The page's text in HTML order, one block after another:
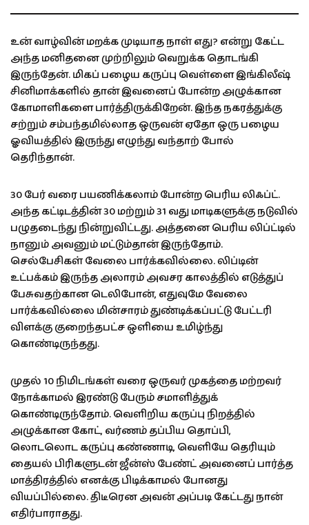
உன் வாழ்வின் மறக்க முடியாத நாள் எது? என்று கேட்ட
அந்த மனிதனை முற்றிலும் வெறுக்க தொடங்கி
இருந்தேன். மிகப் பழைய கருப்பு வெள்ளை இங்கிலீஷ்
சினிமாக்களில் தான் இவனைப் போன்ற அழுக்கான
கோமாளிகளை பார்த்திருக்கிறேன். இந்த நகரத்துக்கு
சற்றும் சம்பந்தமில்லாத ஒருவன் ஏதோ ஒரு பழைய
ஓவியத்தில் இருந்து எழுந்து வந்தாற் போல்
தெரிந்தான்.
30 பேர் வரை பயணிக்கலாம் போன்ற பெரிய லிஃப்ட்.
அந்த கட்டிடத்தின் 30 மற்றும் 31 வது மாடிகளுக்கு நடுவில்
பழுதடைந்து நின்றுவிட்டது. அத்தனை பெரிய லிப்ட்டில்
நானும் அவனும் மட்டும்தான் இருந்தோம்.
செல்பேசிகள் வேலை பார்க்கவில்லை. லிப்டின்
உட்பக்கம் இருந்த அலாரம் அவசர காலத்தில் எடுத்துப்
பேசுவதற்கான டெலிபோன், எதுவுமே வேலை
பார்க்கவில்லை மின்சாரம் துண்டிக்கப்பட்டு பேட்டரி
விளக்கு குறைந்தபட்ச ஒளியை உமிழ்ந்து
கொண்டிருந்தது.
முதல் 10 நிமிடங்கள் வரை ஒருவர் முகத்தை மற்றவர்
நோக்காமல் இரண்டு பேரும் சமாளித்துக்
கொண்டிருந்தோம். வெளிறிய கருப்பு நிறத்தில்
அழுக்கான கோட், வர்ணம் தப்பிய தொப்பி,
லொடலொட கருப்பு கண்ணாடி, வெளியே தெரியும்
தையல் பிரிகளுடன் ஜீன்ஸ் பேண்ட் அவனைப் பார்த்த
மாத்திரத்தில் எனக்கு பிடிக்காமல் போனது
வியப்பில்லை. திடீரென அவன் அப்படி கேட்டது நான்
எதிர்பாராதது.